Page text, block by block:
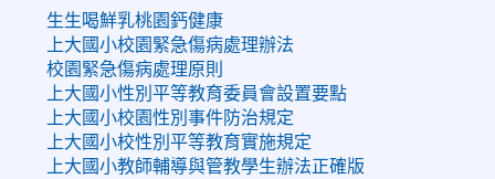
生生喝鮮乳桃園鈣健康
上大國小校園緊急傷病處理辦法
校園緊急傷病處理原則
上大國小性別平等教育委員會設置要點
上大國小校園性別事件防治規定
上大國小校性別平等教育實施規定
上大國小教師輔導與管教學生辦法正確版